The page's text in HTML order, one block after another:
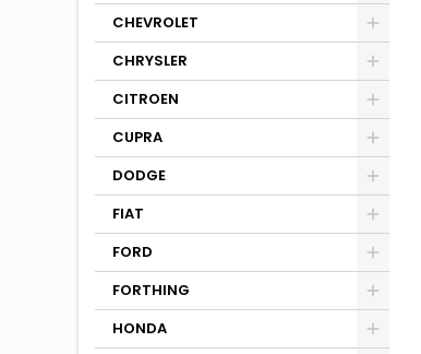
CHEVROLET
CHRYSLER
CITROEN
CUPRA
DODGE
FIAT
FORD
FORTHING
HONDA